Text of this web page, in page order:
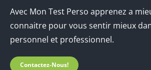
Avec Mon Test Perso apprenez a
connaitre pour vous sentir mieux
personnel et professionnel.
Contactez-Nous!